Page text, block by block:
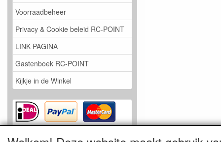
Voorraadbeheer
Privacy & Cookie beleid RC-POINT
LINK PAGINA
Gastenboek RC-POINT
Kijkje in de Winkel